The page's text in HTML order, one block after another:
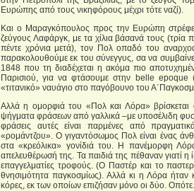
Ευρώπης από τους νικηφόρους μέχρι τότε ναζί).
Και ο Μαραγκόπουλος προς την Ευρώπη
ζεύγους Λαφάργκ, με τα χίλια βάσανά τους (τρία
πέντε χρόνια μετά), τον Πολ οπαδό του
παρακολουθούμε εκ του σύνεγγυς, σα να
1848 που τη διαδέχεται η ακόμα πιο
Παρισιού, για να φτάσουμε στην belle epoque
«τιτανικό» ναυάγιο στο παγόβουνο του
Αλλά η ομορφιά του «Πολ και Λόρα» βρίσκεται
ψήγματα φράσεων από γαλλικά –με υποσέλιδη
φράσεις αυτές είναι παρμένες από
«ρομάντζου». Ο γιγαντόσωμος Πολ είναι ένας
στα «κρεόλικα» γονίδιά του. Η πανέμορφη
απελευθέρωσή της. Τα παιδιά της πέθαναν γιατί
επαγγελματίες τροφούς. (Ο Παστέρ και το
θνησιμότητα παγκοσμίως). Αλλά κι η Λόρα ήταν
κόρες, εκ των οποίων επιζήσαν μόνο οι δύο.